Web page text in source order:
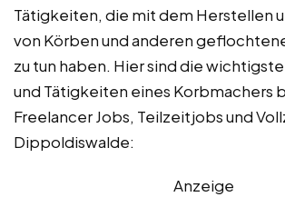
Tätigkeiten, die mit dem Herstellen
von Körben und anderen
zu tun haben. Hier sind die
und Tätigkeiten eines Korbmachers
Freelancer Jobs, Teilzeitjobs und
Dippoldiswalde:
Anzeige